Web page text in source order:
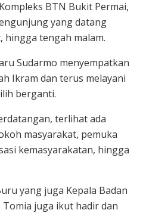
BTN Bukit Permai,
yang datang
hingga tengah malam.
Sudarmo menyempatkan
Ikram dan terus melayani
berganti.
terlihat ada
masyarakat, pemuka
kemasyarakatan, hingga
yang juga Kepala Badan
Tomia juga ikut hadir dan